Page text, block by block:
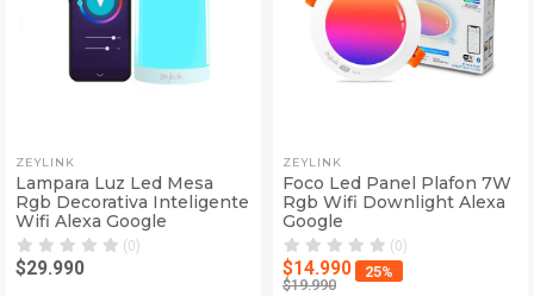
ZEYLINK
Lampara Luz Led Mesa
Rgb Decorativa Inteligente
Wifi Alexa Google
(0)
$29.990
ZEYLINK
Foco Led Panel Plafon 7W
Rgb Wifi Downlight Alexa
Google
(0)
$14.990
$19.990
25%